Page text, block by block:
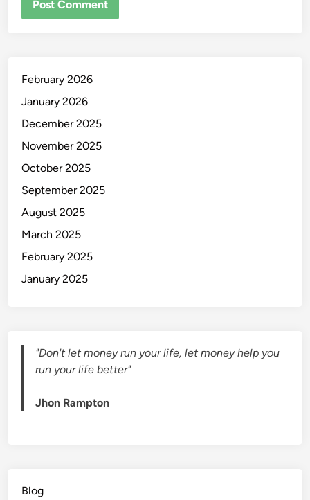
February 2026
January 2026
December 2025
November 2025
October 2025
September 2025
August 2025
March 2025
February 2025
January 2025
"Don't let money run your life, let money help you
run your life better"
Jhon Rampton
Blog